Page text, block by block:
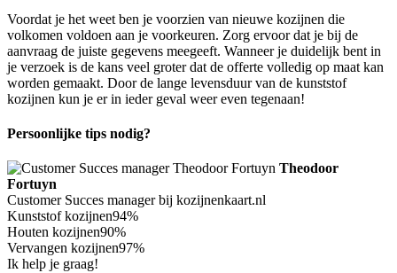
Voordat je het weet ben je voorzien van nieuwe kozijnen die
volkomen voldoen aan je voorkeuren. Zorg ervoor dat je bij de
aanvraag de juiste gegevens meegeeft. Wanneer je duidelijk bent in
je verzoek is de kans veel groter dat de offerte volledig op maat kan
worden gemaakt. Door de lange levensduur van de kunststof
kozijnen kun je er in ieder geval weer even tegenaan!
Persoonlijke tips nodig?
Theodoor
Fortuyn
Customer Succes manager bij kozijnenkaart.nl
Kunststof kozijnen94%
Houten kozijnen90%
Vervangen kozijnen97%
Ik help je graag!